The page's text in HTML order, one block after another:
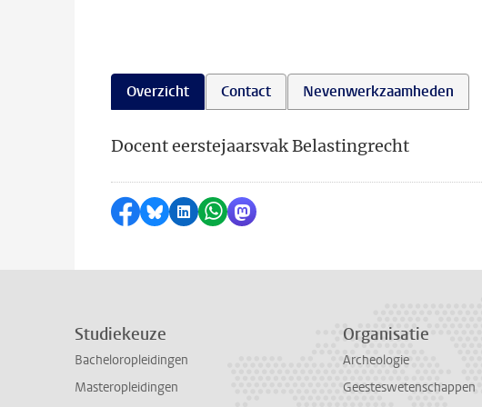
Overzicht Contact Nevenwerkzaamheden
Docent eerstejaarsvak Belastingrecht
Delen op Facebook
Delen via Bluesky
Delen op LinkedIn
Delen via WhatsApp
Delen via Mastodon
Studiekeuze
Bacheloropleidingen
Masteropleidingen
Organisatie
Archeologie
Geesteswetenschappen